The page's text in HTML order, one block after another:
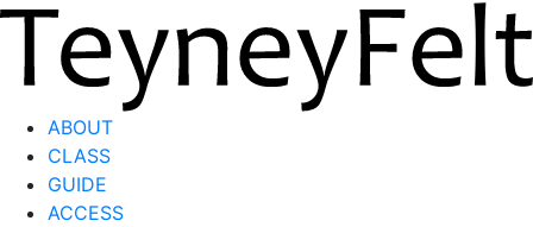
ABOUT
CLASS
GUIDE
ACCESS